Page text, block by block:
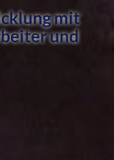
mit
und